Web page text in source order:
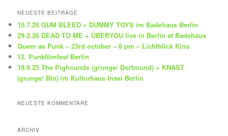
h
n
NEUESTE BEITRÄGE
15.7.26 GUM BLEED + DUMMY TOYS im Badehaus Berlin
29.3.26 DEAD TO ME + ÜBERYOU live in Berlin at Badehaus
Queer as Punk – 23rd october – 8 pm – Lichtblick Kino
12. Punkfilmfest Berlin
19.9.25 The Pighounds (grunge/ Dortmund) + KNAST
(grunge/ Bln) im Kulturhaus Insel Berlin
NEUESTE KOMMENTARE
ARCHIV